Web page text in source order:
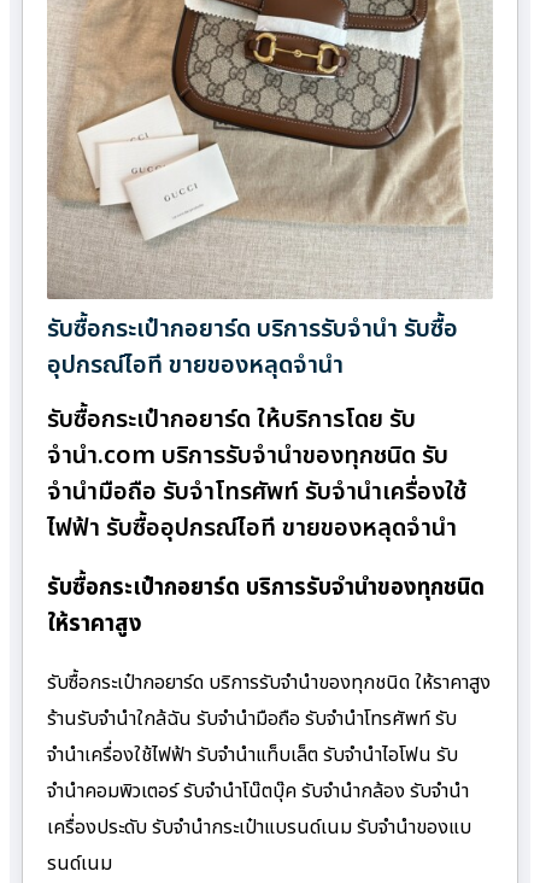
รับซื้อกระเป๋ากอยาร์ด บริการรับจำนำ รับซื้อ
อุปกรณ์ไอที ขายของหลุดจำนำ
รับซื้อกระเป๋ากอยาร์ด ให้บริการโดย รับ
จํานํา.com บริการรับจำนำของทุกชนิด รับ
จำนำมือถือ รับจำโทรศัพท์ รับจำนำเครื่องใช้
ไฟฟ้า รับซื้ออุปกรณ์ไอที ขายของหลุดจำนำ
รับซื้อกระเป๋ากอยาร์ด บริการรับจำนำของทุกชนิด
ให้ราคาสูง
รับซื้อกระเป๋ากอยาร์ด บริการรับจำนำของทุกชนิด ให้ราคาสูง
ร้านรับจํานําใกล้ฉัน รับจำนำมือถือ รับจำนำโทรศัพท์ รับ
จำนำเครื่องใช้ไฟฟ้า รับจำนำแท็บเล็ต รับจำนำไอโฟน รับ
จำนำคอมพิวเตอร์ รับจำนำโน๊ตบุ๊ค รับจำนำกล้อง รับจำนำ
เครื่องประดับ รับจำนำกระเป๋าแบรนด์เนม รับจำนำของแบ
รนด์เนม